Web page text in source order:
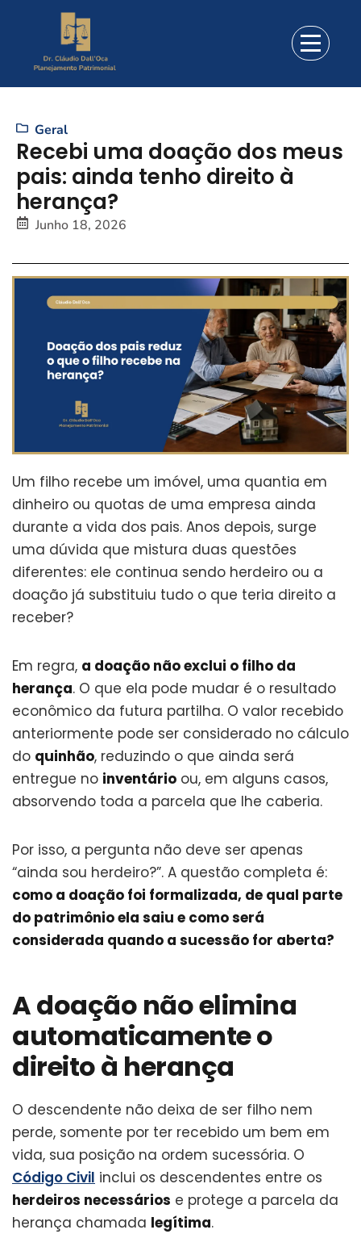
Geral
Recebi uma doação dos meus
pais: ainda tenho direito à
herança?
Junho 18, 2026
Um filho recebe um imóvel, uma quantia em
dinheiro ou quotas de uma empresa ainda
durante a vida dos pais. Anos depois, surge
uma dúvida que mistura duas questões
diferentes: ele continua sendo herdeiro ou a
doação já substituiu tudo o que teria direito a
receber?
Em regra, a doação não exclui o filho da
herança. O que ela pode mudar é o resultado
econômico da futura partilha. O valor recebido
anteriormente pode ser considerado no cálculo
do quinhão, reduzindo o que ainda será
entregue no inventário ou, em alguns casos,
absorvendo toda a parcela que lhe caberia.
Por isso, a pergunta não deve ser apenas
“ainda sou herdeiro?”. A questão completa é:
como a doação foi formalizada, de qual parte
do patrimônio ela saiu e como será
considerada quando a sucessão for aberta?
A doação não elimina
automaticamente o
direito à herança
O descendente não deixa de ser filho nem
perde, somente por ter recebido um bem em
vida, sua posição na ordem sucessória. O
Código Civil inclui os descendentes entre os
herdeiros necessários e protege a parcela da
herança chamada legítima.